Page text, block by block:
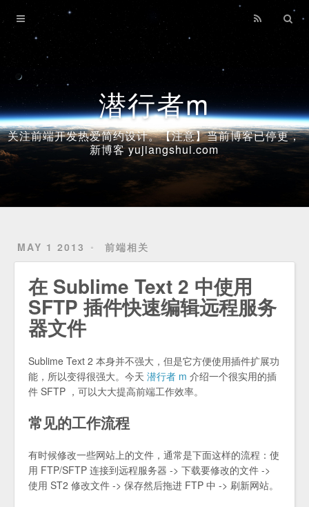
潜行者m
关注前端开发热爱简约设计。【注意】当前博客已停更，
新博客 yujiangshui.com
MAY 1 2013 前端相关
在 Sublime Text 2 中使用
SFTP 插件快速编辑远程服务
器文件
Sublime Text 2 本身并不强大，但是它方便使用插件扩展功
能，所以变得很强大。今天 潜行者 m 介绍一个很实用的插
件 SFTP ，可以大大提高前端工作效率。
常见的工作流程
有时候修改一些网站上的文件，通常是下面这样的流程：使
用 FTP/SFTP 连接到远程服务器 -> 下载要修改的文件 ->
使用 ST2 修改文件 -> 保存然后拖进 FTP 中 -> 刷新网站。
Home